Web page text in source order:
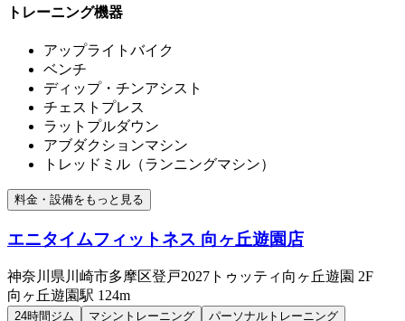
トレーニング機器
アップライトバイク
ベンチ
ディップ・チンアシスト
チェストプレス
ラットプルダウン
アブダクションマシン
トレッドミル（ランニングマシン）
料金・設備をもっと見る
エニタイムフィットネス 向ヶ丘遊園店
神奈川県川崎市多摩区登戸2027トゥッティ向ヶ丘遊園 2F
向ヶ丘遊園駅 124m
24時間ジム マシントレーニング
パーソナルトレーニング